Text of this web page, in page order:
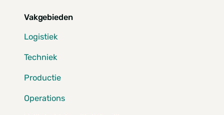
Vakgebieden
Logistiek
Techniek
Productie
Operations